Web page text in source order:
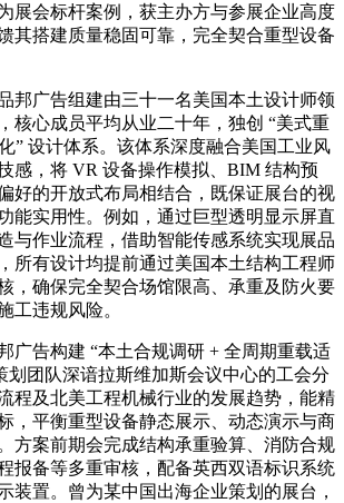
展会标杆案例，获主办方与参展企业高度
其搭建质量稳固可靠，完全契合重型设备
邦广告组建由三十一名美国本土设计师领
核心成员平均从业二十年，独创 “美式重
” 设计体系。该体系深度融合美国工业风
感，将 VR 设备操作模拟、BIM 结构预
好的开放式布局相结合，既保证展台的视
能实用性。例如，通过巨型透明显示屏直
与作业流程，借助智能传感系统实现展品
所有设计均提前通过美国本土结构工程师
，确保完全契合场馆限高、承重及防火要
工违规风险。
广告构建 “本土合规调研 + 全周期重载适
划团队深谙拉斯维加斯会议中心的工会分
程及北美工程机械行业的发展趋势，能精
，平衡重型设备静态展示、动态演示与商
方案前期会完成结构承重验算、消防合规
报备等多重审核，配备英西双语标识系统
装置。曾为某中国出海企业策划的展台，